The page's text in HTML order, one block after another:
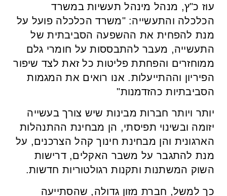
עוז כ"ץ, מנהל מינהל תעשיות במשרד
הכלכלה והתעשייה: "משרד הכלכלה פועל על
מנת להפחית את ההשפעה הסביבתית של
התעשייה, מעבר להתבססות על חומרי גלם
ממוחזרים והפחתת פליטות כל זאת לצד שיפור
הפיריון וההתייעלות. אנו רואים את המגמות
הסביבתיות כהזדמנות"
יותר ויותר חברות מבינות שיש צורך בעשייה
יזומה ובשינוי תפיסתי, הן מבחינת ההתנהלות
הארגונית והן מבחינת חינוך קהל הצרכנים, על
מנת להתגבר על משבר האקלים, דרישות
השוק המשתנות ותקנות רגולטוריות חדשות.
כך למשל, חברת מזון גדולה, שהסתייעה